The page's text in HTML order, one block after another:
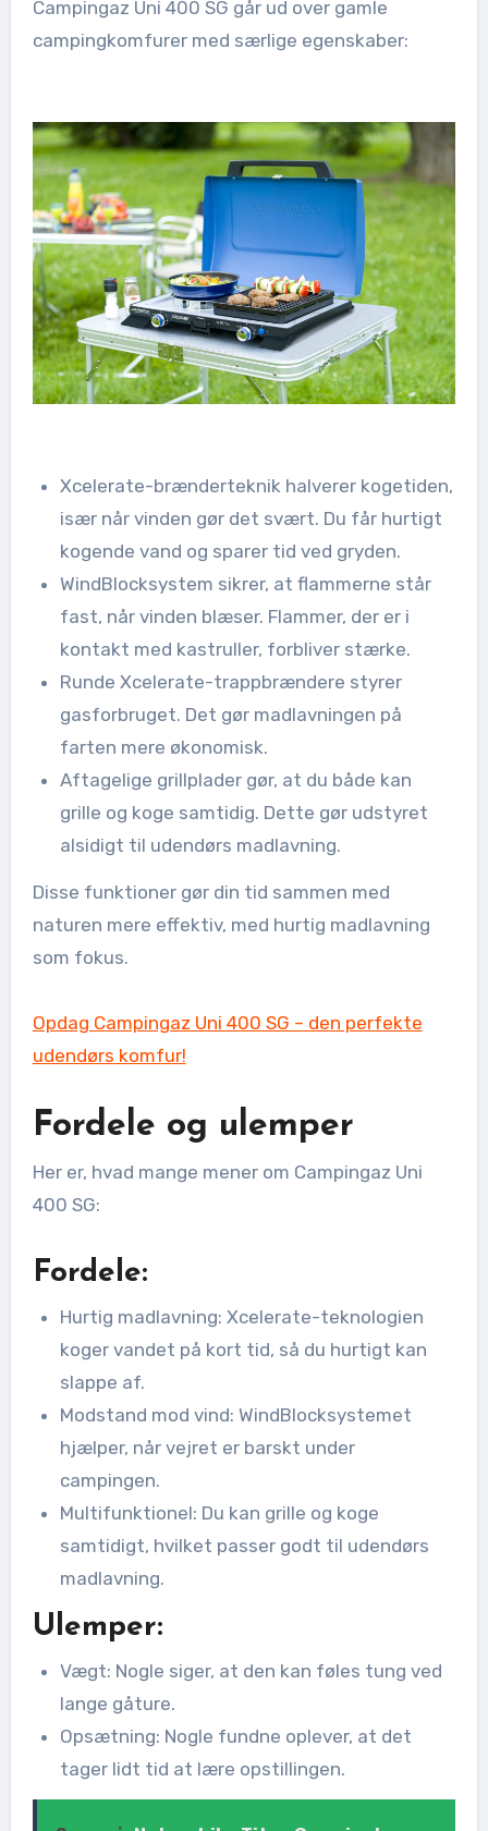
Campingaz Uni 400 SG går ud over gamle
campingkomfurer med særlige egenskaber:
Xcelerate-brænderteknik halverer kogetiden,
især når vinden gør det svært. Du får hurtigt
kogende vand og sparer tid ved gryden.
WindBlocksystem sikrer, at flammerne står
fast, når vinden blæser. Flammer, der er i
kontakt med kastruller, forbliver stærke.
Runde Xcelerate-trappbrændere styrer
gasforbruget. Det gør madlavningen på
farten mere økonomisk.
Aftagelige grillplader gør, at du både kan
grille og koge samtidig. Dette gør udstyret
alsidigt til udendørs madlavning.
Disse funktioner gør din tid sammen med
naturen mere effektiv, med hurtig madlavning
som fokus.
Opdag Campingaz Uni 400 SG – den perfekte
udendørs komfur!
Fordele og ulemper
Her er, hvad mange mener om Campingaz Uni
400 SG:
Fordele:
Hurtig madlavning: Xcelerate-teknologien
koger vandet på kort tid, så du hurtigt kan
slappe af.
Modstand mod vind: WindBlocksystemet
hjælper, når vejret er barskt under
campingen.
Multifunktionel: Du kan grille og koge
samtidigt, hvilket passer godt til udendørs
madlavning.
Ulemper:
Vægt: Nogle siger, at den kan føles tung ved
lange gåture.
Opsætning: Nogle fundne oplever, at det
tager lidt tid at lære opstillingen.